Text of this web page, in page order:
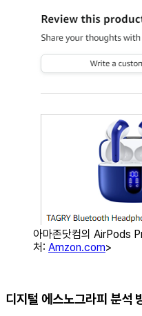
아마존닷컴의 AirPods
처: Amzon.com>
디지털 에스노그라피 분석